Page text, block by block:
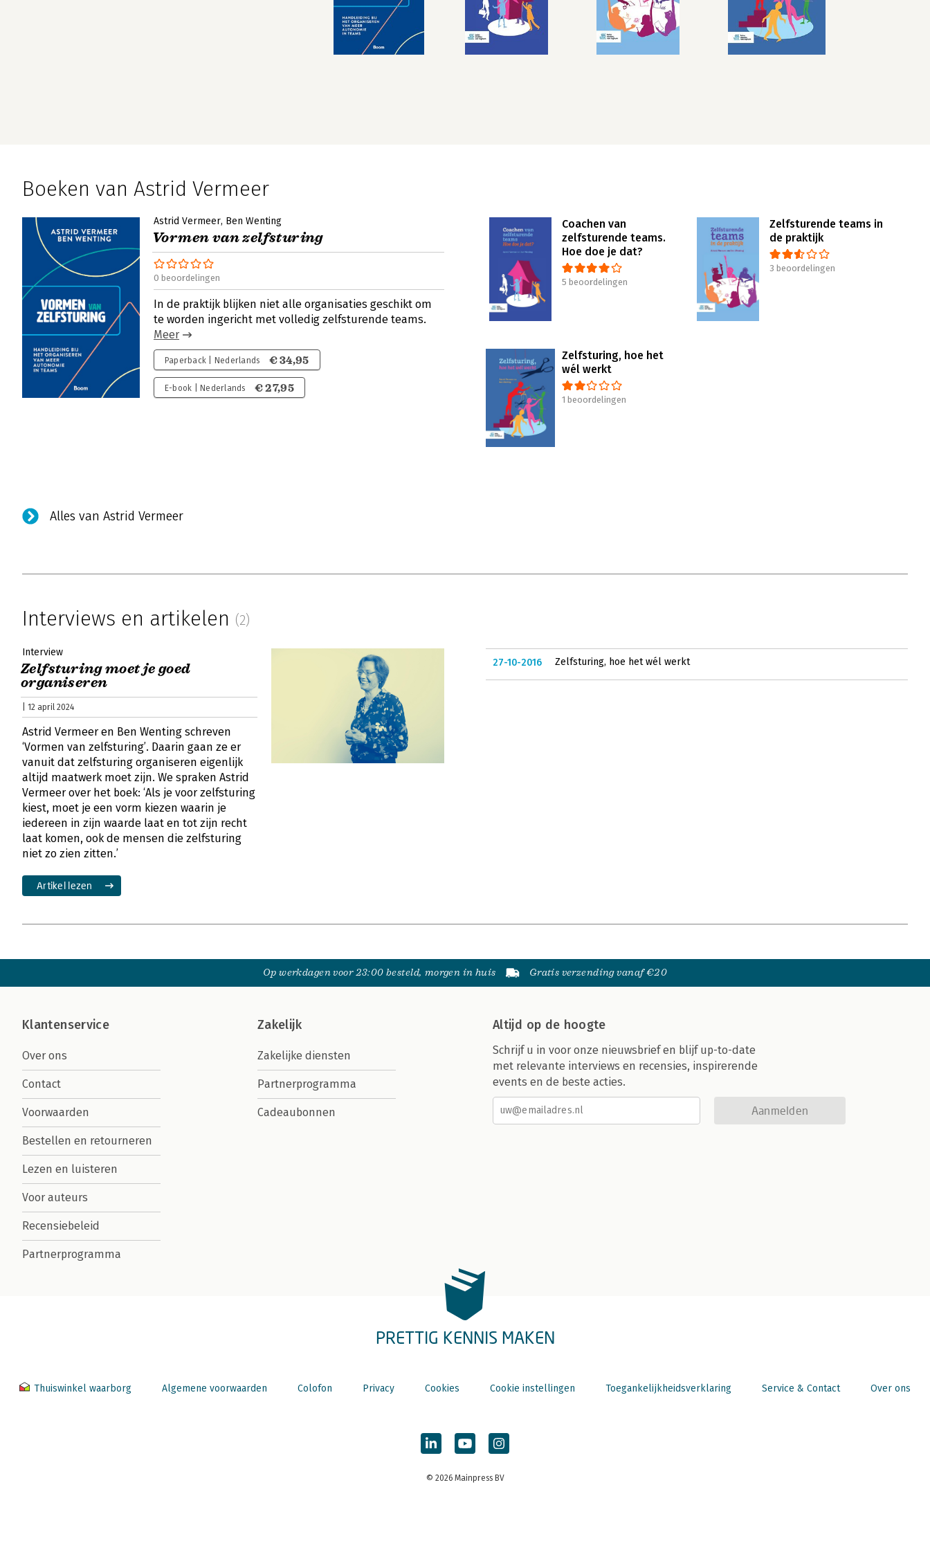
Boeken van Astrid Vermeer
Astrid Vermeer Ben Wenting
Vormen van zelfsturing
0 beoordelingen
In de praktijk blijken niet alle organisaties geschikt om
te worden ingericht met volledig zelfsturende teams.
Meer
Paperback | Nederlands € 34,95
E-book | Nederlands € 27,95
Coachen van
zelfsturende teams.
Hoe doe je dat?
5 beoordelingen
Zelfsturende teams in
de praktijk
3 beoordelingen
Zelfsturing, hoe het
wél werkt
1 beoordelingen
Alles van Astrid Vermeer
Interviews en artikelen (2)
Interview
Zelfsturing moet je goed
organiseren
| 12 april 2024
Astrid Vermeer en Ben Wenting schreven
‘Vormen van zelfsturing’. Daarin gaan ze er
vanuit dat zelfsturing organiseren eigenlijk
altijd maatwerk moet zijn. We spraken Astrid
Vermeer over het boek: ‘Als je voor zelfsturing
kiest, moet je een vorm kiezen waarin je
iedereen in zijn waarde laat en tot zijn recht
laat komen, ook de mensen die zelfsturing
niet zo zien zitten.’
Artikel lezen
27-10-2016 Zelfsturing, hoe het wél werkt
Op werkdagen voor 23:00 besteld, morgen in huis Gratis verzending vanaf €20
Klantenservice
Over ons
Contact
Voorwaarden
Bestellen en retourneren
Lezen en luisteren
Voor auteurs
Recensiebeleid
Partnerprogramma
Zakelijk
Zakelijke diensten
Partnerprogramma
Cadeaubonnen
Altijd op de hoogte
Schrijf u in voor onze nieuwsbrief en blijf up-to-date
met relevante interviews en recensies, inspirerende
events en de beste acties.
Aanmelden
PRETTIG KENNIS MAKEN
Thuiswinkel waarborg Algemene voorwaarden Colofon Privacy Cookies Cookie instellingen Toegankelijkheidsverklaring Service & Contact Over ons
© 2026 Mainpress BV